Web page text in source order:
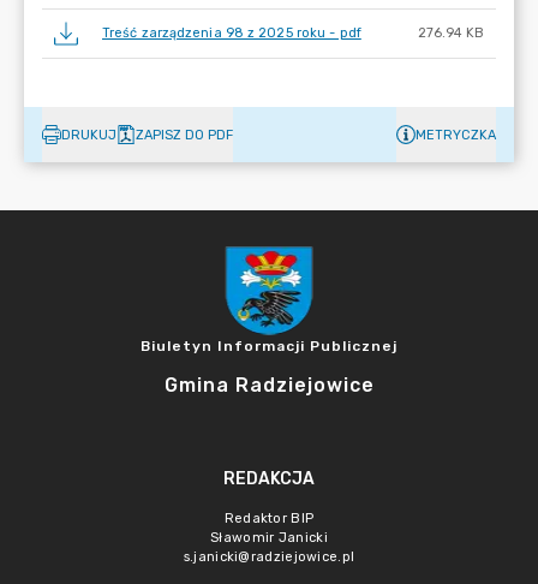
Treść zarządzenia 98 z 2025 roku - pdf 276.94 KB
DRUKUJ ZAPISZ DO PDF METRYCZKA
Biuletyn Informacji Publicznej
Gmina Radziejowice
REDAKCJA
Redaktor BIP
Sławomir Janicki
s.janicki@radziejowice.pl